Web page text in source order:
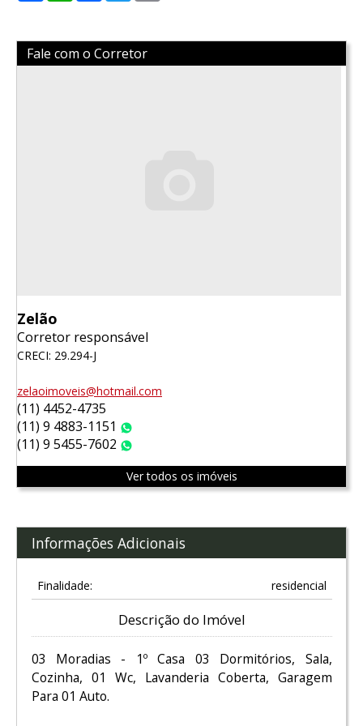
Fale com o Corretor
Zelão
Corretor responsável
CRECI: 29.294-J
zelaoimoveis@hotmail.com
(11) 4452-4735
(11) 9 4883-1151
(11) 9 5455-7602
Ver todos os imóveis
Informações Adicionais
Finalidade: residencial
Descrição do Imóvel
03 Moradias - 1º Casa 03 Dormitórios, Sala,
Cozinha, 01 Wc, Lavanderia Coberta, Garagem
Para 01 Auto.